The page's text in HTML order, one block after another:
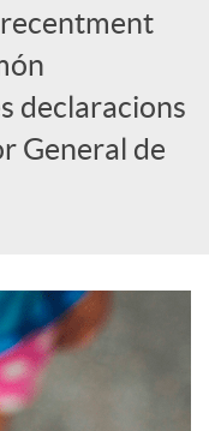
declaracions
General de